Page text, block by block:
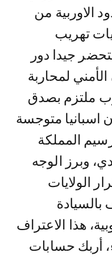
الاوربية من
تهريب
جيدا دور
لمحاربة
ملتزم بصدق
اسبانيا متوجسة
المملكة
وبرز الوجه
الولايات
بالسيادة
هذا الاعتراف
أربك حسابات